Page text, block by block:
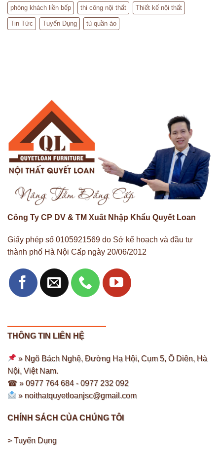
phòng khách liền bếp thi công nội thất Thiết kế nội thất
Tin Tức Tuyển Dụng tủ quần áo
Công Ty CP DV & TM Xuất Nhập Khẩu Quyết Loan
Giấy phép số 0105921569 do Sở kế hoạch và đầu tư
thành phố Hà Nội Cấp ngày 20/06/2012
THÔNG TIN LIÊN HỆ
» Ngõ Bách Nghệ, Đường Hạ Hội, Cụm 5, Ô Diên, Hà
Nội, Việt Nam.
☎ » 0977 764 684 -0977 232 092
» noithatquyetloanjsc@gmail.com
CHÍNH SÁCH CỦA CHÚNG TÔI
> Tuyển Dụng